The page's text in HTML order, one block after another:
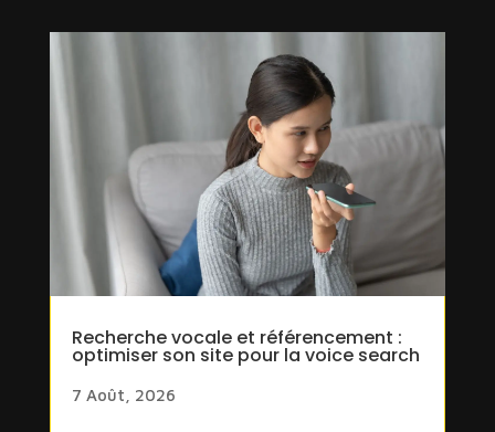
Recherche vocale et référencement :
optimiser son site pour la voice search
7 Août, 2026